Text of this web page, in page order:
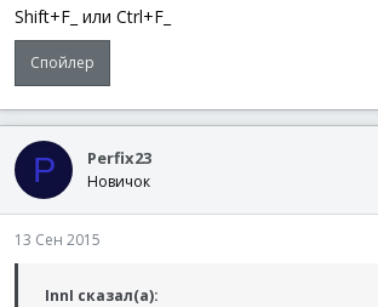
Shift+F_ или Ctrl+F_
Спойлер
P Perfix23
Новичок
13 Сен 2015
InnI сказал(а):